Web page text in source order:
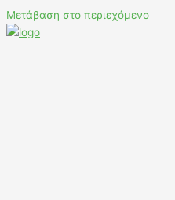
Μετάβαση στο περιεχόμενο